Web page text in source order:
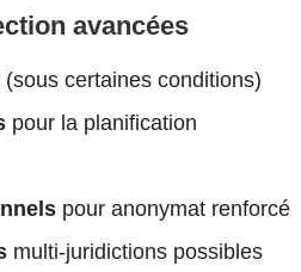
avancées
(sous certaines conditions)
pour la planification
pour anonymat renforcé
multi-juridictions possibles